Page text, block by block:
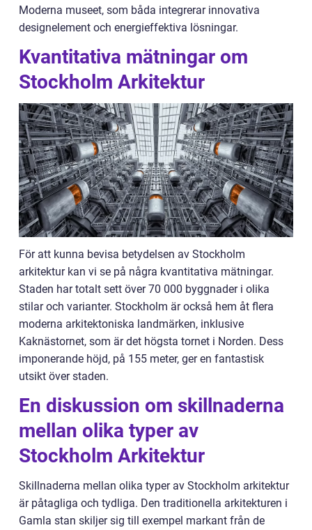
Moderna museet, som båda integrerar innovativa
designelement och energieffektiva lösningar.
Kvantitativa mätningar om
Stockholm Arkitektur
För att kunna bevisa betydelsen av Stockholm
arkitektur kan vi se på några kvantitativa mätningar.
Staden har totalt sett över 70 000 byggnader i olika
stilar och varianter. Stockholm är också hem åt flera
moderna arkitektoniska landmärken, inklusive
Kaknästornet, som är det högsta tornet i Norden. Dess
imponerande höjd, på 155 meter, ger en fantastisk
utsikt över staden.
En diskussion om skillnaderna
mellan olika typer av
Stockholm Arkitektur
Skillnaderna mellan olika typer av Stockholm arkitektur
är påtagliga och tydliga. Den traditionella arkitekturen i
Gamla stan skiljer sig till exempel markant från de